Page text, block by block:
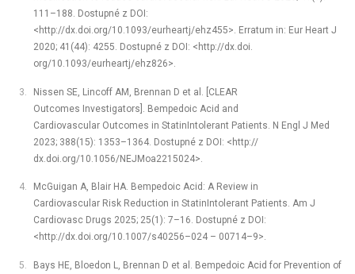
111–188. Dostupné z DOI:
<http://dx.doi.org/10.1093/eurheartj/ehz455>. Erratum in: Eur Heart J
2020; 41(44): 4255. Dostupné z DOI: <http://dx.doi.
org/10.1093/eurheartj/ehz826>.
Nissen SE, Lincoff AM, Brennan D et al. [CLEAR
Outcomes Investigators]. Bempedoic Acid and
Cardiovascular Outcomes in Statin­Intolerant Patients. N Engl J Med
2023; 388(15): 1353–1364. Dostupné z DOI: <http://
dx.doi.org/10.1056/NEJMoa2215024>.
McGuigan A, Blair HA. Bempedoic Acid: A Review in
Cardiovascular Risk Reduction in Statin­Intolerant Patients. Am J
Cardiovasc Drugs 2025; 25(1): 7–16. Dostupné z DOI:
<http://dx.doi.org/10.1007/s40256–024 –⁠ 00714–9>.
Bays HE, Bloedon L, Brennan D et al. Bempedoic Acid for Prevention of